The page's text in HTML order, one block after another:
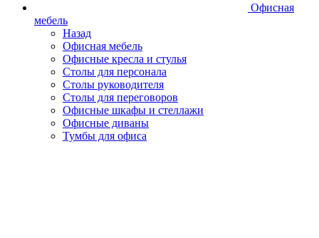
Офисная
мебель
Назад
Офисная мебель
Офисные кресла и стулья
Столы для персонала
Столы руководителя
Столы для переговоров
Офисные шкафы и стеллажи
Офисные диваны
Тумбы для офиса